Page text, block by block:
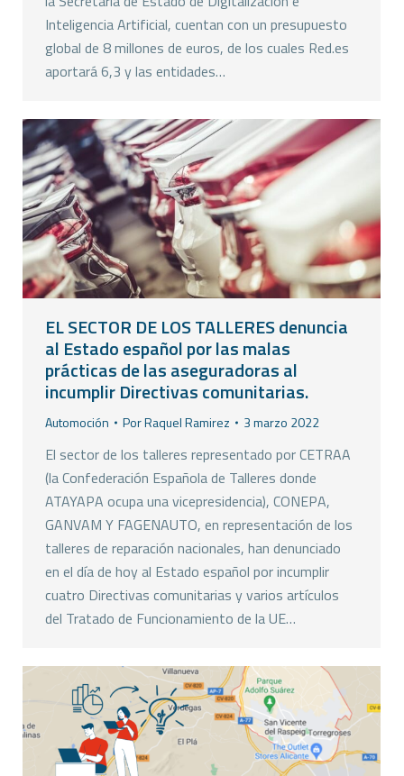
Inteligencia Artificial, cuentan con un presupuesto
global de 8 millones de euros, de los cuales Red.es
aportará 6,3 y las entidades…
EL SECTOR DE LOS TALLERES denuncia
al Estado español por las malas
prácticas de las aseguradoras al
incumplir Directivas comunitarias.
Automoción PorRaquel Ramirez 3 marzo 2022
El sector de los talleres representado por CETRAA
(la Confederación Española de Talleres donde
ATAYAPA ocupa una vicepresidencia), CONEPA,
GANVAM Y FAGENAUTO, en representación de los
talleres de reparación nacionales, han denunciado
en el día de hoy al Estado español por incumplir
cuatro Directivas comunitarias y varios artículos
del Tratado de Funcionamiento de la UE…